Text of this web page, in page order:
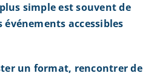
simple est souvent de
accessibles
un format, rencontrer de